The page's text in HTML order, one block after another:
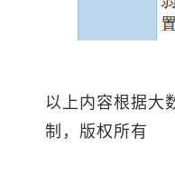
以上内容根据大
制，版权所有